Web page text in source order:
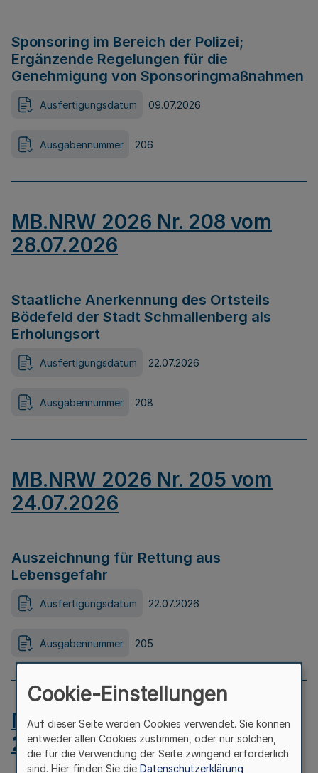
Sponsoring im Bereich der Polizei;
Ergänzende Regelungen für die
Genehmigung von Sponsoringmaßnahmen
Ausfertigungsdatum 09.07.2026
Ausgabennummer 206
MB.NRW 2026 Nr. 208 vom
28.07.2026
Staatliche Anerkennung des Ortsteils
Bödefeld der Stadt Schmallenberg als
Erholungsort
Ausfertigungsdatum 22.07.2026
Ausgabennummer 208
MB.NRW 2026 Nr. 205 vom
24.07.2026
Auszeichnung für Rettung aus
Lebensgefahr
Ausfertigungsdatum 22.07.2026
Ausgabennummer 205
MB.NRW 2026 Nr. 204 vom
24.07.2026
Cookie-Einstellungen
Auf dieser Seite werden Cookies verwendet. Sie können
entweder allen Cookies zustimmen, oder nur solchen,
die für die Verwendung der Seite zwingend erforderlich
sind. Hier finden Sie die Datenschutzerklärung